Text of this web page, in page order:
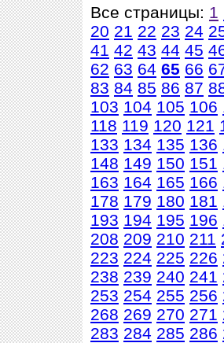
Все страницы: 1
20 21 22 23 24
41 42 43 44 45
62 63 64 65 66
83 84 85 86 87
103 104 105 106
118 119 120 121
133 134 135 136
148 149 150 151
163 164 165 166
178 179 180 181
193 194 195 196
208 209 210 211
223 224 225 226
238 239 240 241
253 254 255 256
268 269 270 271
283 284 285 286